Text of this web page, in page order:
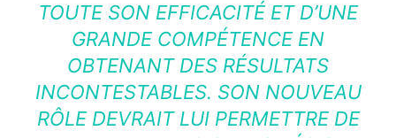
TOUTE SON EFFICACITÉ ET D’UNE
GRANDE COMPÉTENCE EN
OBTENANT DES RÉSULTATS
INCONTESTABLES. SON NOUVEAU
RÔLE DEVRAIT LUI PERMETTRE DE